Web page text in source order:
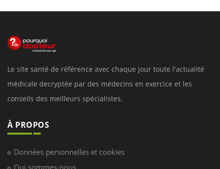
Le site santé de référence avec chaque jour toute l'actualité
médicale decryptée par des médecins en exercice et les
conseils des meilleurs spécialistes.
À PROPOS
Données personnelles et cookies